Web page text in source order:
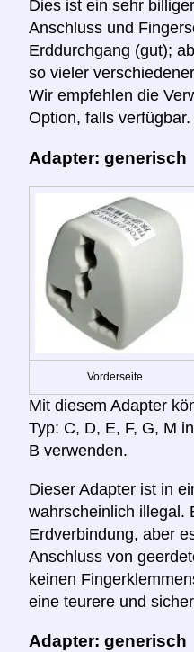
Dies ist ein sehr
Anschluss und
Erddurchgang (gut);
so vieler
Wir empfehlen die
Option, falls verfügbar.
Adapter: generisch
Vorderseite
Mit diesem Adapter
Typ: C, D, E, F, G, M
B verwenden.
Dieser Adapter ist in
wahrscheinlich illegal.
Erdverbindung, aber
Anschluss von
keinen
eine teurere und
Adapter: generisch